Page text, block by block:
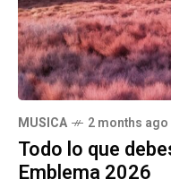
MUSICA 2 months ago
Todo lo que
Emblema 2026